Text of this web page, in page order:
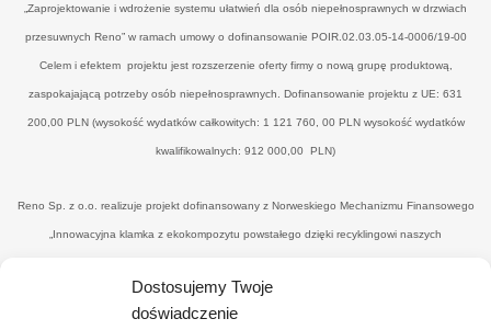
Dostosujemy Twoje
doświadczenie
„Zaprojektowanie i wdrożenie systemu ułatwień dla osób niepełnosprawnych w drzwiach
przesuwnych Reno” w ramach umowy o dofinansowanie POIR.02.03.05-14-0006/19-00
Celem i efektem projektu jest rozszerzenie oferty firmy o nową grupę produktową,
zaspokajającą potrzeby osób niepełnosprawnych. Dofinansowanie projektu z UE: 631
200,00 PLN (wysokość wydatków całkowitych: 1 121 760, 00 PLN wysokość wydatków
kwalifikowalnych: 912 000,00 PLN)
Reno Sp. z o.o. realizuje projekt dofinansowany z Norweskiego Mechanizmu Finansowego
„Innowacyjna klamka z ekokompozytu powstałego dzięki recyklingowi naszych
NORW.19.01.04-14-0041/20-00. Celem i efektemjest uzyskanie nowego, konkurencyjnego
produktu - eko-klamki, zredukowanie ilości drewnopochodnych odpadów przez wtórne ich